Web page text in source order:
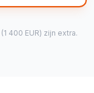
400 EUR) zijn extra.